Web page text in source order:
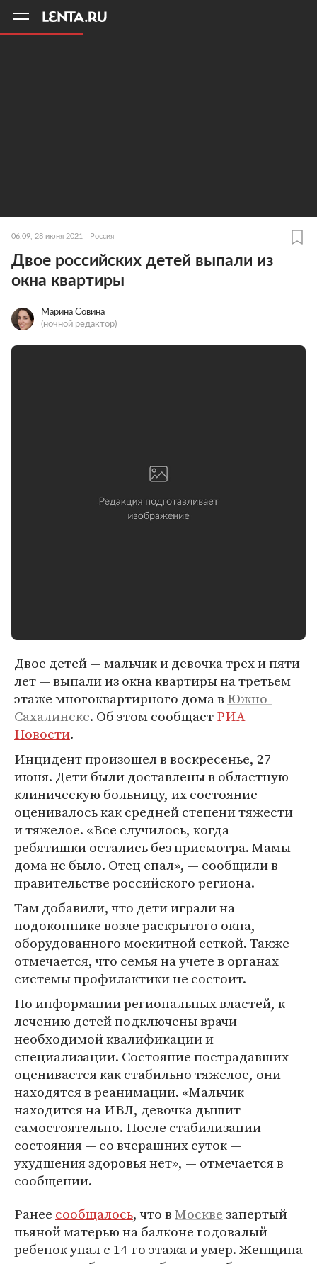
06:09, 28 июня 2021 Россия
Двое российских детей выпали из
окна квартиры
Марина Совина
(ночной редактор)
Двое детей — мальчик и девочка трех и пяти
лет — выпали из окна квартиры на третьем
этаже многоквартирного дома в Южно-
Сахалинске. Об этом сообщаетРИА
Новости.
Инцидент произошел в воскресенье, 27
июня. Дети были доставлены в областную
клиническую больницу, их состояние
оценивалось как средней степени тяжести
и тяжелое. «Все случилось, когда
ребятишки остались без присмотра. Мамы
дома не было. Отец спал», — сообщили в
правительстве российского региона.
Там добавили, что дети играли на
подоконнике возле раскрытого окна,
оборудованного москитной сеткой. Также
отмечается, что семья на учете в органах
системы профилактики не состоит.
По информации региональных властей, к
лечению детей подключены врачи
необходимой квалификации и
специализации. Состояние пострадавших
оценивается как стабильно тяжелое, они
находятся в реанимации. «Мальчик
находится на ИВЛ, девочка дышит
самостоятельно. После стабилизации
состояния — со вчерашних суток —
ухудшения здоровья нет», — отмечается в
сообщении.
Ранее сообщалось, что вМосквезапертый
пьяной матерью на балконе годовалый
ребенок упал с 14-го этажа и умер. Женщина